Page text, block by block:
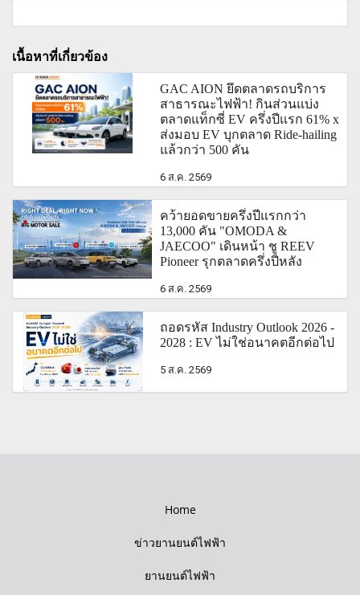
เนื้อหาที่เกี่ยวข้อง
GAC AION ยึดตลาดรถบริการ
สาธารณะไฟฟ้า! กินส่วนแบ่ง
ตลาดแท็กซี่ EV ครึ่งปีแรก 61% x
ส่งมอบ EV บุกตลาด Ride-hailing
แล้วกว่า 500 คัน
6 ส.ค. 2569
คว้ายอดขายครึ่งปีแรกกว่า
13,000 คัน "OMODA &
JAECOO" เดินหน้า ชู REEV
Pioneer รุกตลาดครึ่งปีหลัง
6 ส.ค. 2569
ถอดรหัส Industry Outlook 2026 -
2028 : EV ไม่ใช่อนาคตอีกต่อไป
5 ส.ค. 2569
Home
ข่าวยานยนต์ไฟฟ้า
ยานยนต์ไฟฟ้า